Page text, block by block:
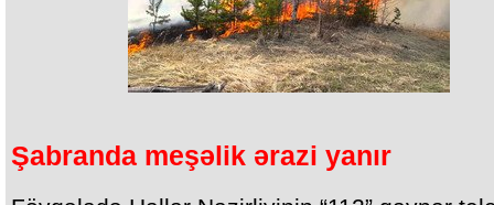
Şabranda meşəlik ərazi yanır